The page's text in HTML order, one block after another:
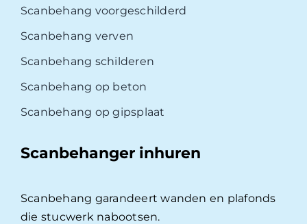
Scanbehang voorgeschilderd
Scanbehang verven
Scanbehang schilderen
Scanbehang op beton
Scanbehang op gipsplaat
Scanbehanger inhuren
Scanbehang garandeert wanden en plafonds
die stucwerk nabootsen.